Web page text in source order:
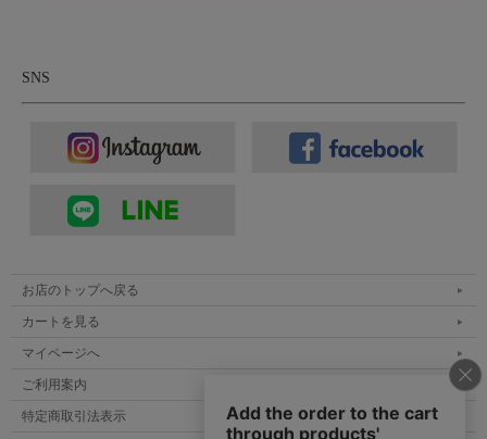
SNS
お店のトップへ戻る
カートを見る
マイページへ
ご利用案内
特定商取引法表示